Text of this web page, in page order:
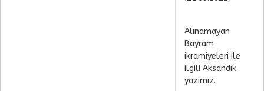
Alınamayan
Bayram
ikramiyeleri ile
ilgili Aksandık
yazımız.